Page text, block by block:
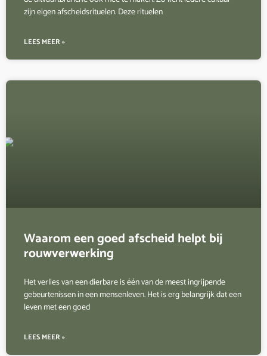
zijn eigen afscheidsrituelen. Deze rituelen
LEES MEER »
Waarom een goed afscheid helpt bij
rouwverwerking
Het verlies van een dierbare is één van de meest ingrijpende
gebeurtenissen in een mensenleven. Het is erg belangrijk dat een
leven met een goed
LEES MEER »